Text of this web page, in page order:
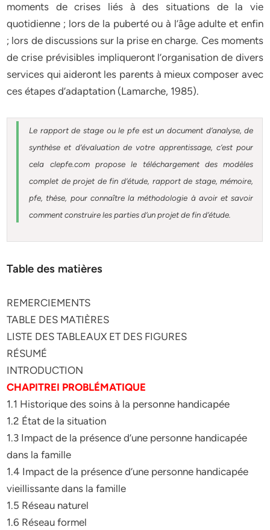
moments de crises liés à des situations de la vie
quotidienne ; lors de la puberté ou à l’âge adulte et enfin
; lors de discussions sur la prise en charge. Ces moments
de crise prévisibles impliqueront l’organisation de divers
services qui aideront les parents à mieux composer avec
ces étapes d’adaptation (Lamarche, 1985).
Le rapport de stage ou le pfe est un document d’analyse, de
synthèse et d’évaluation de votre apprentissage, c’est pour
cela clepfe.com propose le téléchargement des modèles
complet de projet de fin d’étude, rapport de stage, mémoire,
pfe, thèse, pour connaître la méthodologie à avoir et savoir
comment construire les parties d’un projet de fin d’étude.
Table des matières
REMERCIEMENTS
TABLE DES MATIÈRES
LISTE DES TABLEAUX ET DES FIGURES
RÉSUMÉ
INTRODUCTION
CHAPITREI PROBLÉMATIQUE
1.1 Historique des soins à la personne handicapée
1.2 État de la situation
1.3 Impact de la présence d’une personne handicapée
dans la famille
1.4 Impact de la présence d’une personne handicapée
vieillissante dans la famille
1.5 Réseau naturel
1.6 Réseau formel